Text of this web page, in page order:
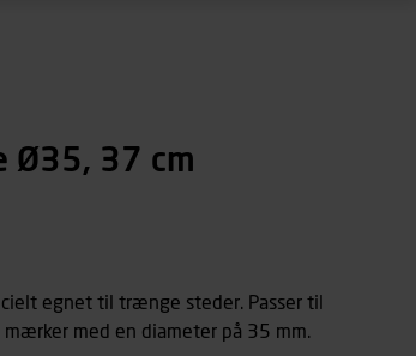
Ø35, 37 cm
egnet til trænge steder. Passer til
med en diameter på 35 mm.